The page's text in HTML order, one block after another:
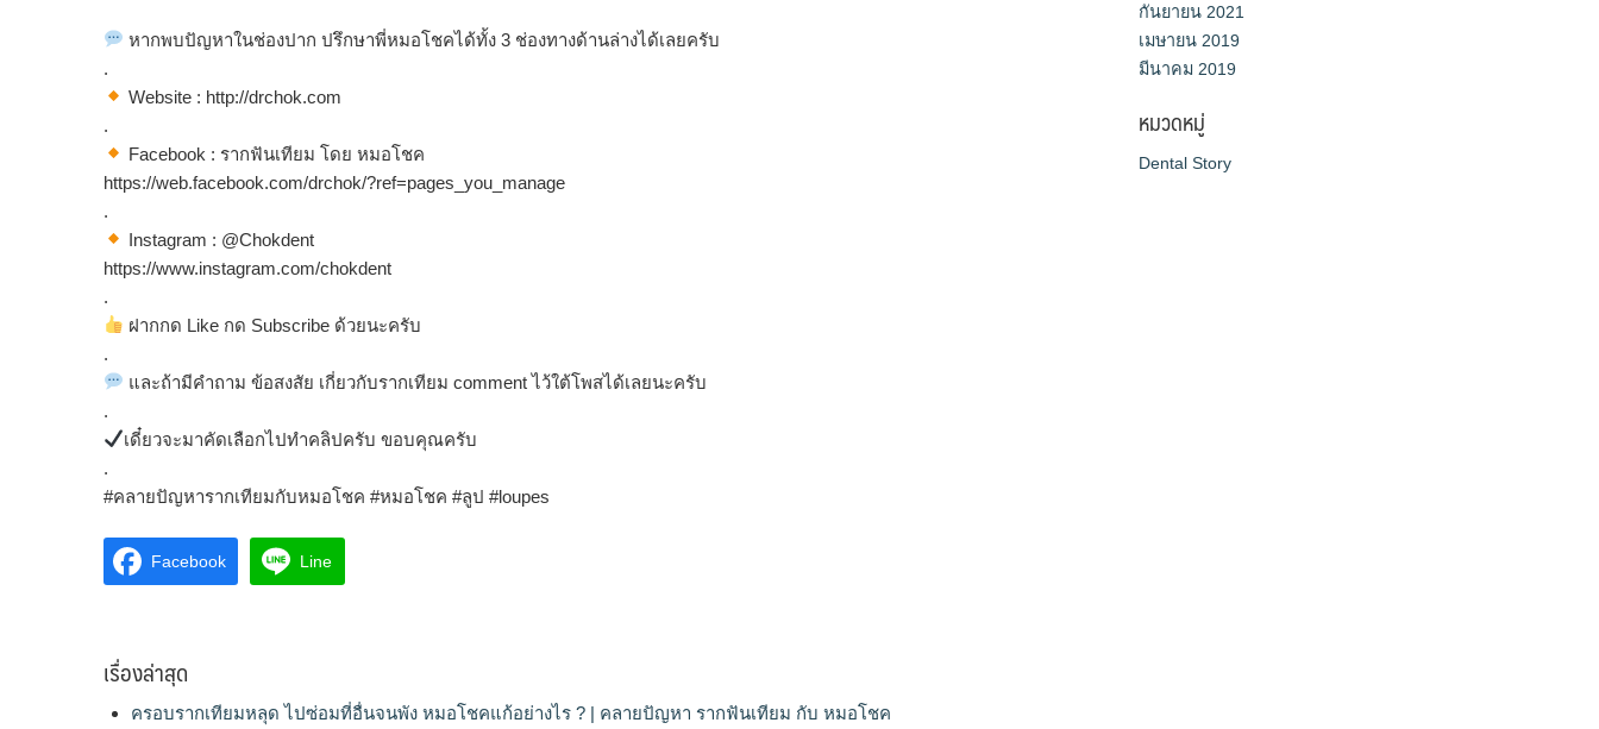
หากพบปัญหาในช่องปาก ปรึกษาพี่หมอโชคได้ทั้ง 3 ช่องทางด้านล่างได้เลยครับ
.
Website : http://drchok.com
.
Facebook : รากฟันเทียม โดย หมอโชค
https://web.facebook.com/drchok/?ref=pages_you_manage
.
Instagram : @Chokdent
https://www.instagram.com/chokdent
.
ฝากกด Like กด Subscribe ด้วยนะครับ
.
และถ้ามีคำถาม ข้อสงสัย เกี่ยวกับรากเทียม comment ไว้ใต้โพสได้เลยนะครับ
.
เดี๋ยวจะมาคัดเลือกไปทำคลิปครับ ขอบคุณครับ
.
#คลายปัญหารากเทียมกับหมอโชค #หมอโชค #ลูป #loupes
Facebook Line
กันยายน 2021
เมษายน 2019
มีนาคม 2019
หมวดหมู่
Dental Story
เรื่องล่าสุด
ครอบรากเทียมหลุด ไปซ่อมที่อื่นจนพัง หมอโชคแก้อย่างไร ? | คลายปัญหา รากฟันเทียม กับ หมอโชค